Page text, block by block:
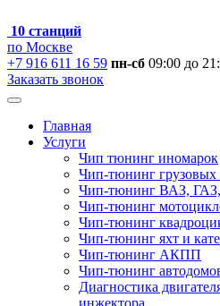
10 станций
по Москве
+7 916 611 16 59 пн-сб 09:00 до
Заказать звонок
Главная
Услуги
Чип тюнинг иномарок
Чип-тюнинг грузовых
Чип-тюнинг ВАЗ,
Чип-тюнинг
Чип-тюнинг
Чип-тюнинг яхт и
Чип-тюнинг АКПП
Чип-тюнинг
Диагностика
инжектора